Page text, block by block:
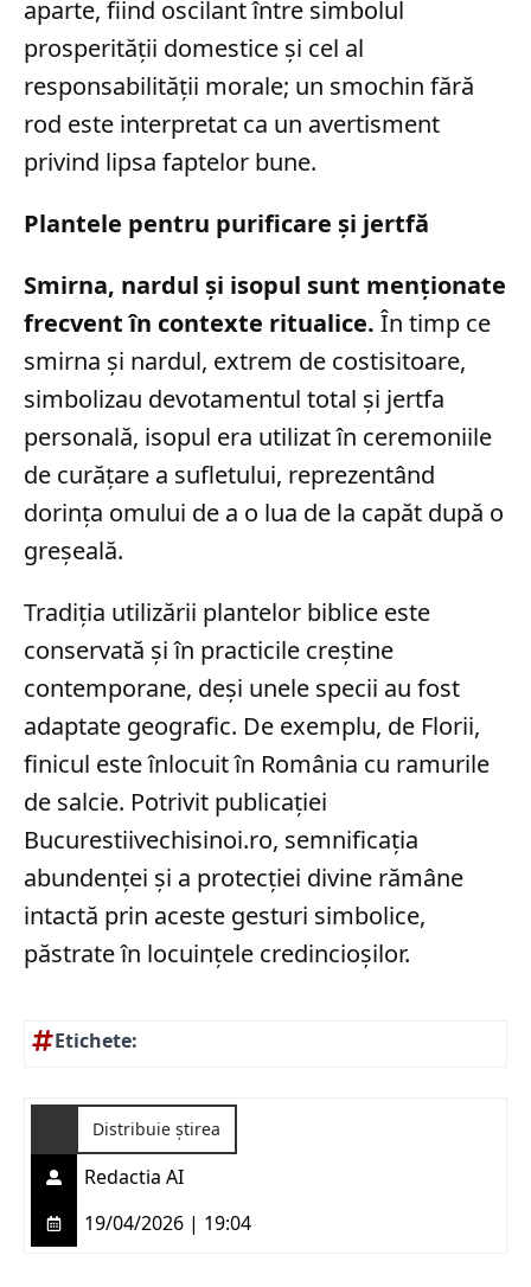
aparte, fiind oscilant între simbolul
prosperității domestice și cel al
responsabilității morale; un smochin fără
rod este interpretat ca un avertisment
privind lipsa faptelor bune.
Plantele pentru purificare și jertfă
Smirna, nardul și isopul sunt menționate
frecvent în contexte ritualice. În timp ce
smirna și nardul, extrem de costisitoare,
simbolizau devotamentul total și jertfa
personală, isopul era utilizat în ceremoniile
de curățare a sufletului, reprezentând
dorința omului de a o lua de la capăt după o
greșeală.
Tradiția utilizării plantelor biblice este
conservată și în practicile creștine
contemporane, deși unele specii au fost
adaptate geografic. De exemplu, de Florii,
finicul este înlocuit în România cu ramurile
de salcie. Potrivit publicației
Bucurestiivechisinoi.ro, semnificația
abundenței și a protecției divine rămâne
intactă prin aceste gesturi simbolice,
păstrate în locuințele credincioșilor.
Etichete:
Distribuie știrea
Redactia AI
19/04/2026 | 19:04